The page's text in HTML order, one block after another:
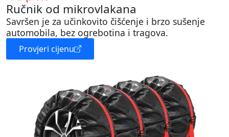
Ručnik od mikrovlakana
Savršen je za učinkovito čišćenje i brzo sušenje
automobila, bez ogrebotina i tragova.
Provjeri cijenu